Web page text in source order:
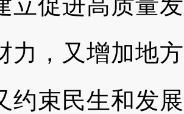
力，又增加地
约束民生和发